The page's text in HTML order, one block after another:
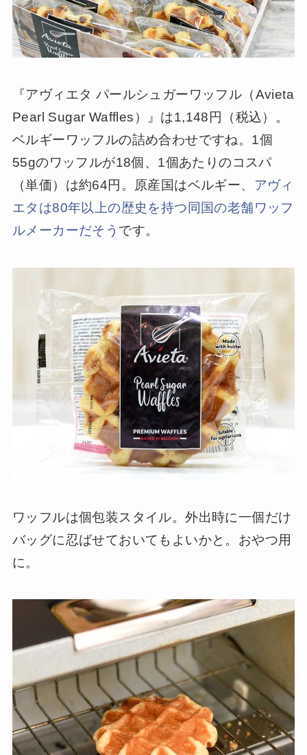
『アヴィエタ パールシュガーワッフル（Avieta
Pearl Sugar Waffles）』は1,148円（税込）。
ベルギーワッフルの詰め合わせですね。1個
55gのワッフルが18個、1個あたりのコスパ
（単価）は約64円。原産国はベルギー、
アヴィ
エタは80年以上の歴史を持つ同国の老舗ワッフ
ルメーカーだそう です。
ワッフルは個包装スタイル。外出時に一個だけ
バッグに忍ばせておいてもよいかと。おやつ用
に。